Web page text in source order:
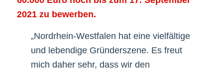
2021 zu bewerben.
„Nordrhein-Westfalen hat eine vielfältige
und lebendige Gründerszene. Es freut
mich daher sehr, dass wir den